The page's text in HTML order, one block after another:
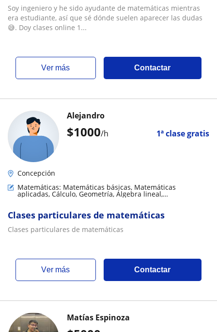
Soy ingeniero y he sido ayudante de matemáticas mientras
era estudiante, así que sé dónde suelen aparecer las dudas
😅. Doy clases online 1...
ver más Contactar
$1000/h 1ª clase gratis
Alejandro
Concepción
Matemáticas: Matemáticas básicas, Matemáticas
aplicadas, Cálculo, Geometría, Álgebra lineal,
Trigonometría
Clases particulares de matemáticas
Clases particulares de matemáticas
ver más Contactar
Matías Espinoza